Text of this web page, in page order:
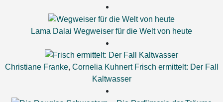
Lama Dalai Wegweiser für die Welt von heute
Christiane Franke, Cornelia Kuhnert Frisch ermittelt: Der Fall
Kaltwasser